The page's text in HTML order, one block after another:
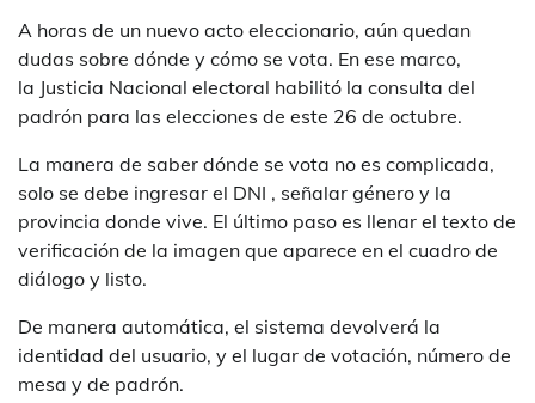
A horas de un nuevo acto eleccionario, aún quedan
dudas sobre dónde y cómo se vota. En ese marco,
la Justicia Nacional electoral habilitó la consulta del
padrón para las elecciones de este 26 de octubre.
La manera de saber dónde se vota no es complicada,
solo se debe ingresar el DNI , señalar género y la
provincia donde vive. El último paso es llenar el texto de
verificación de la imagen que aparece en el cuadro de
diálogo y listo.
De manera automática, el sistema devolverá la
identidad del usuario, y el lugar de votación, número de
mesa y de padrón.